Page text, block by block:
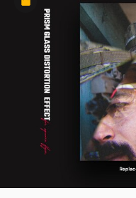
Premium